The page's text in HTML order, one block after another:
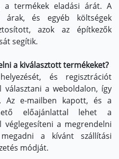
a termékek eladási árát. A
árak, és egyéb költségek
azok az építkezők
segítik.
a kiválasztott termékeket?
és regisztrációt
választani a weboldalon, így
Az e-mailben kapott, és a
előajánlattal lehet a
véglegesíteni a megrendelni
a kívánt szállítási
módját.